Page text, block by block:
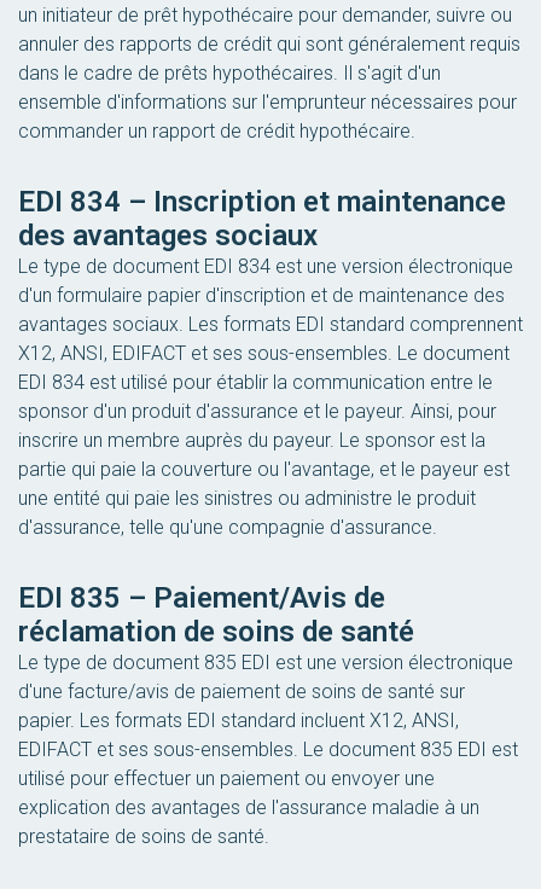
un initiateur de prêt hypothécaire pour demander, suivre ou
annuler des rapports de crédit qui sont généralement requis
dans le cadre de prêts hypothécaires. Il s'agit d'un
ensemble d'informations sur l'emprunteur nécessaires pour
commander un rapport de crédit hypothécaire.
EDI 834 – Inscription et maintenance
des avantages sociaux
Le type de document EDI 834 est une version électronique
d'un formulaire papier d'inscription et de maintenance des
avantages sociaux. Les formats EDI standard comprennent
X12, ANSI, EDIFACT et ses sous-ensembles. Le document
EDI 834 est utilisé pour établir la communication entre le
sponsor d'un produit d'assurance et le payeur. Ainsi, pour
inscrire un membre auprès du payeur. Le sponsor est la
partie qui paie la couverture ou l'avantage, et le payeur est
une entité qui paie les sinistres ou administre le produit
d'assurance, telle qu'une compagnie d'assurance.
EDI 835 – Paiement/Avis de
réclamation de soins de santé
Le type de document 835 EDI est une version électronique
d'une facture/avis de paiement de soins de santé sur
papier. Les formats EDI standard incluent X12, ANSI,
EDIFACT et ses sous-ensembles. Le document 835 EDI est
utilisé pour effectuer un paiement ou envoyer une
explication des avantages de l'assurance maladie à un
prestataire de soins de santé.